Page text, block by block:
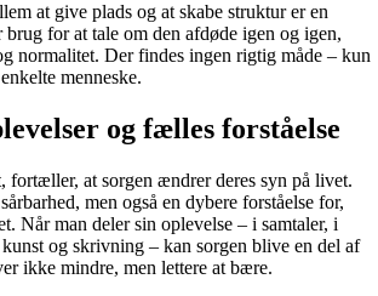
at give plads og at skabe struktur er en
for at tale om den afdøde igen og igen,
normalitet. Der findes ingen rigtig måde – kun
menneske.
og fælles forståelse
fortæller, at sorgen ændrer deres syn på livet.
men også en dybere forståelse for,
Når man deler sin oplevelse – i samtaler, i
og skrivning – kan sorgen blive en del af
ikke mindre, men lettere at bære.